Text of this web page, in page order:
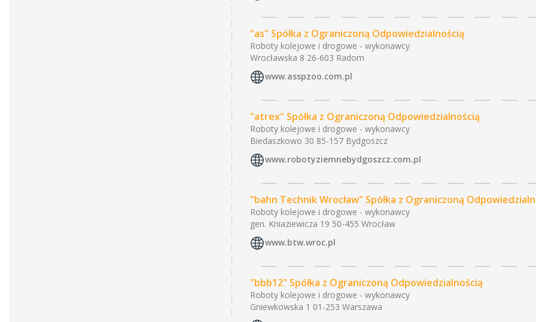
"as" Spółka z Ograniczoną Odpowiedzialnością
Roboty kolejowe i drogowe - wykonawcy
Wrocławska 8 26-603 Radom
www.asspzoo.com.pl
"atrex" Spółka z Ograniczoną Odpowiedzialnością
Roboty kolejowe i drogowe - wykonawcy
Biedaszkowo 30 85-157 Bydgoszcz
www.robotyziemnebydgoszcz.com.pl
"bahn Technik Wrocław" Spółka z Ograniczoną
Roboty kolejowe i drogowe - wykonawcy
gen. Kniaziewicza 19 50-455 Wrocław
www.btw.wroc.pl
"bbb12" Spółka z Ograniczoną Odpowiedzialnością
Roboty kolejowe i drogowe - wykonawcy
Gniewkowska 1 01-253 Warszawa